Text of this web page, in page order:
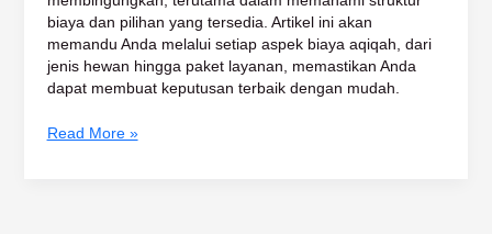
biaya dan pilihan yang tersedia. Artikel ini akan
memandu Anda melalui setiap aspek biaya aqiqah, dari
jenis hewan hingga paket layanan, memastikan Anda
dapat membuat keputusan terbaik dengan mudah.
Read More »